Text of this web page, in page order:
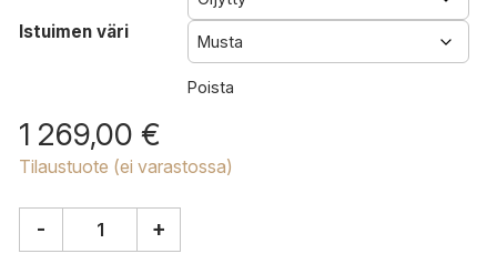
Istuimen väri
Poista
1 269,00 €
Tilaustuote (ei varastossa)
- +